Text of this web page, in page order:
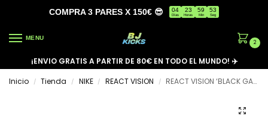
COMPRA 3 PARES X 150€ 😎 04
Días
23
Horas
59
Min
53
Seg
MENU
2
¡ENVIO GRATIS A PARTIR DE 80€ EN TODO EL MUNDO! ✈️
Inicio
/ Tienda / NIKE / REACT VISION / REACT VISION ‘BLACK GAME ROYAL’